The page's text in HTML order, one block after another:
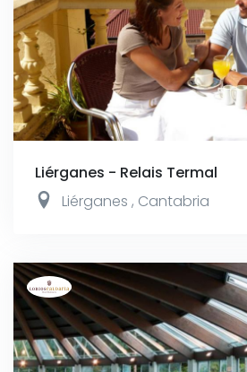
Liérganes - Relais Termal
Liérganes , Cantabria